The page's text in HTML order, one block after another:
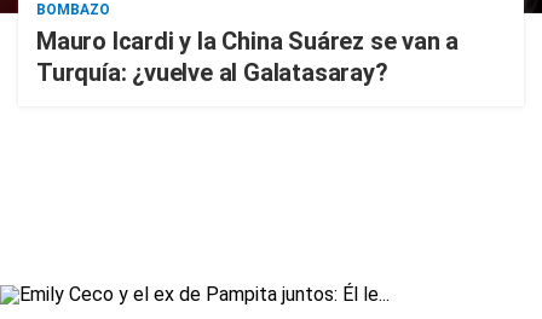
BOMBAZO
Mauro Icardi y la China Suárez se van a
Turquía: ¿vuelve al Galatasaray?